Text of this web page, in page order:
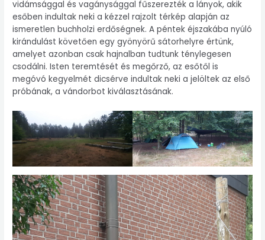
vidámsággal és vagánysággal fűszerezték a lányok, akik
esőben indultak neki a kézzel rajzolt térkép alapján az
ismeretlen buchholzi erdőségnek. A péntek éjszakába nyúló
kirándulást követően egy gyönyörű sátorhelyre értünk,
amelyet azonban csak hajnalban tudtunk ténylegesen
csodálni. Isten teremtését és megőrző, az esőtől is
megóvó kegyelmét dicsérve indultak neki a jelöltek az első
próbának, a vándorbot kiválasztásának.